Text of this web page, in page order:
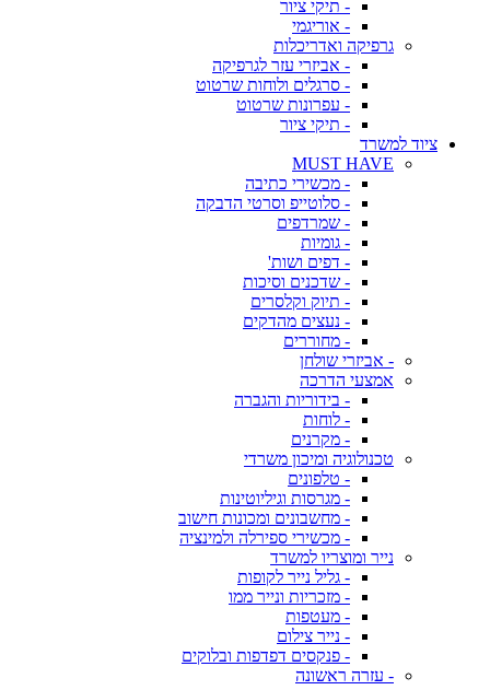
- תיקי ציור
- אוריגמי
גרפיקה ואדריכלות
- אביזרי עזר לגרפיקה
- סרגלים ולוחות שרטוט
- עפרונות שרטוט
- תיקי ציור
ציוד למשרד
MUST HAVE
- מכשירי כתיבה
- סלוטייפ וסרטי הדבקה
- שמרדפים
- גומיות
- דפים ושות'
- שדכנים וסיכות
- תיוק וקלסרים
- נעצים מהדקים
- מחוררים
- אביזרי שולחן
אמצעי הדרכה
- בידוריות והגברה
- לוחות
- מקרנים
טכנולוגיה ומיכון משרדי
- טלפונים
- מגרסות וגיליוטינות
- מחשבונים ומכונות חישוב
- מכשירי ספירלה ולמינציה
נייר ומוצריו למשרד
- גליל נייר לקופות
- מזכריות ונייר ממו
- מעטפות
- נייר צילום
- פנקסים דפדפות ובלוקים
- עזרה ראשונה